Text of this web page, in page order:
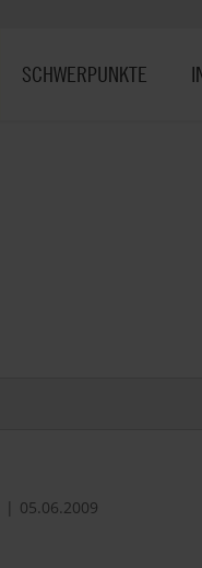
SCHWERPUNKTE
05.06.2009